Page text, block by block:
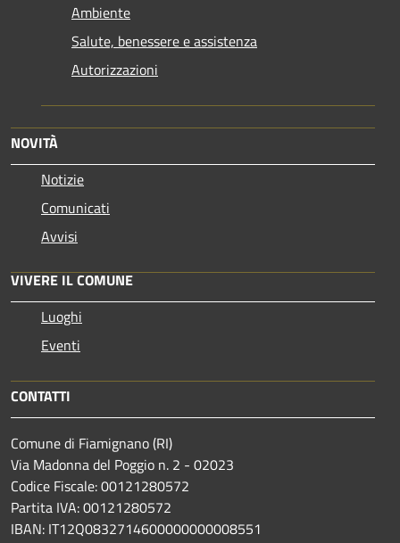
Ambiente
Salute, benessere e assistenza
Autorizzazioni
NOVITÀ
Notizie
Comunicati
Avvisi
VIVERE IL COMUNE
Luoghi
Eventi
CONTATTI
Comune di Fiamignano (RI)
Via Madonna del Poggio n. 2 - 02023
Codice Fiscale: 00121280572
Partita IVA: 00121280572
IBAN: IT12Q0832714600000000008551